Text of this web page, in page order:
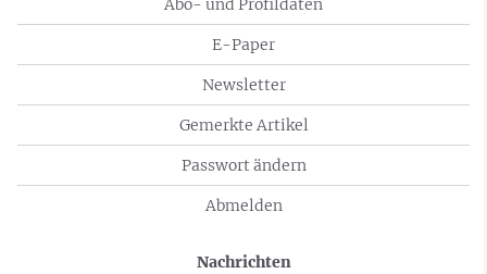
Abo- und Profildaten
E-Paper
Newsletter
Gemerkte Artikel
Passwort ändern
Abmelden
Nachrichten